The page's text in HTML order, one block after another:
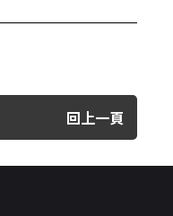
回上一頁